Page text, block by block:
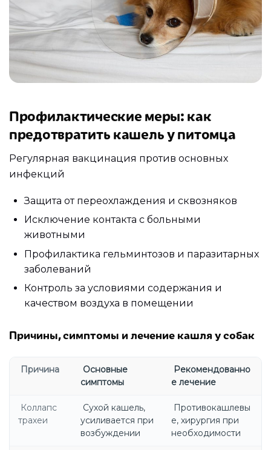
Профилактические меры: как
предотвратить кашель у питомца
Регулярная вакцинация против основных
инфекций
Защита от переохлаждения и сквозняков
Исключение контакта с больными
животными
Профилактика гельминтозов и паразитарных
заболеваний
Контроль за условиями содержания и
качеством воздуха в помещении
Причины, симптомы и лечение кашля у собак
Причина
Основные
симптомы
Рекомендованно
е лечение
Коллапс
трахеи
Сухой кашель,
усиливается при
возбуждении
Противокашлевы
е, хирургия при
необходимости